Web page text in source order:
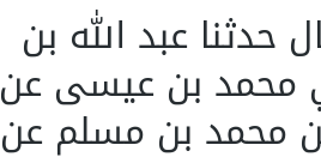
عبد الله بن
محمد بن عيسى عن
محمد بن مسلم عن